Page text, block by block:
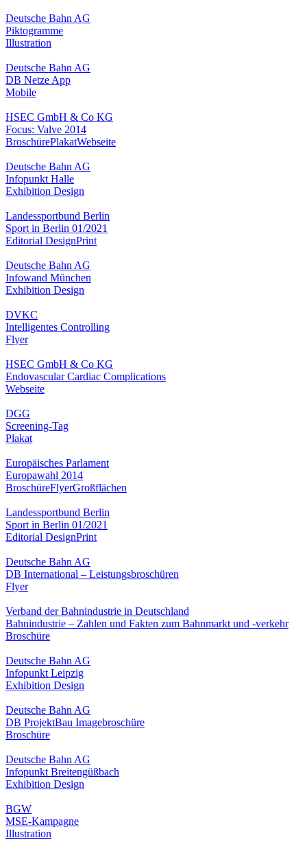
Deutsche Bahn AG
Piktogramme
Illustration
Deutsche Bahn AG
DB Netze App
Mobile
HSEC GmbH & Co KG
Focus: Valve 2014
BroschürePlakatWebseite
Deutsche Bahn AG
Infopunkt Halle
Exhibition Design
Landessportbund Berlin
Sport in Berlin 01/2021
Editorial DesignPrint
Deutsche Bahn AG
Infowand München
Exhibition Design
DVKC
Intelligentes Controlling
Flyer
HSEC GmbH & Co KG
Endovascular Cardiac Complications
Webseite
DGG
Screening-Tag
Plakat
Europäisches Parlament
Europawahl 2014
BroschüreFlyerGroßflächen
Landessportbund Berlin
Sport in Berlin 01/2021
Editorial DesignPrint
Deutsche Bahn AG
DB International – Leistungsbroschüren
Flyer
Verband der Bahnindustrie in Deutschland
Bahnindustrie – Zahlen und Fakten zum Bahnmarkt und -verkehr
Broschüre
Deutsche Bahn AG
Infopunkt Leipzig
Exhibition Design
Deutsche Bahn AG
DB ProjektBau Imagebroschüre
Broschüre
Deutsche Bahn AG
Infopunkt Breitengüßbach
Exhibition Design
BGW
MSE-Kampagne
Illustration